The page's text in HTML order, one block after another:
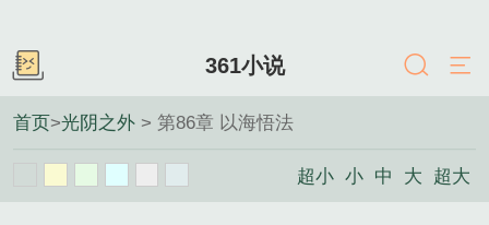
361小说
首页>光阴之外 > 第86章 以海悟法
超小 小 中 大 超大